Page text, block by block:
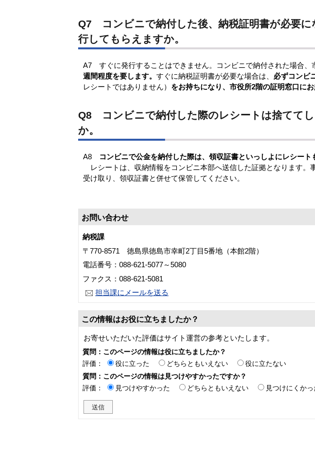
Q7 コンビニで納付した後、納税証明書が必要に
行してもらえますか。
A7 すぐに発行することはできません。コンビニで納付された場合、
週間程度を要します。 すぐに納税証明書が必要な場合は、 必ずコンビ
レシートではありません） をお持ちになり、市役所2階の証明窓口にお
Q8 コンビニで納付した際のレシートは捨てて
か。
A8 コンビニで公金を納付した際は、領収証書といっしよにレシート
レシートは、収納情報をコンビニ本部へ送信した証拠となります。
受け取り、領収証書と併せて保管してください。
お問い合わせ
納税課
〒770-8571 徳島県徳島市幸町2丁目5番地（本館2階）
電話番号：088-621-5077～5080
ファクス：088-621-5081
担当課にメールを送る
この情報はお役に立ちましたか？
お寄せいただいた評価はサイト運営の参考といたします。
質問：このページの情報は役に立ちましたか？
評価：
役に立った どちらともいえない
役に立たない
質問：このページの情報は見つけやすかったですか？
評価：
見つけやすかった どちらともいえない 見つけにくかっ